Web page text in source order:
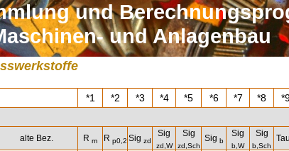
und
und Anlagenbau
*1 *2 *3 *4 *5 *6 *7 *8
alte Bez. R m R p0,2 Sig zd
Sig
zd,W
Sig
zd,Sch
Sig b
Sig
b,W
Sig
b,Sch
Tau